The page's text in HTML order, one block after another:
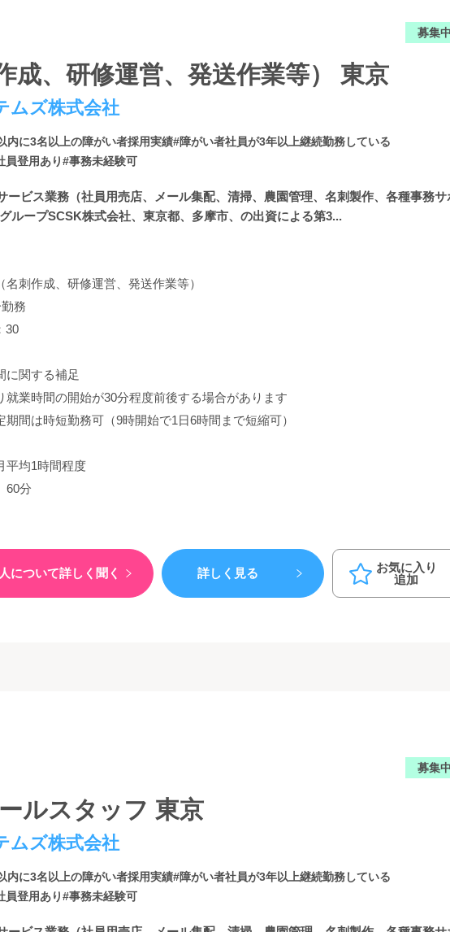
募集中
成、研修運営、発送作業等） 東京
ムズ株式会社
内に3名以上の障がい者採用実績#障がい者社員が3年以上継続勤務している
員登用あり#事務未経験可
ービス業務（社員用売店、メール集配、清掃、農園管理、名刺製作、各種事務サ
ループSCSK株式会社、東京都、多摩市、の出資による第3...
名刺作成、研修運営、発送作業等）
務
30
に関する補足
就業時間の開始が30分程度前後する場合があります
期間は時短勤務可（9時開始で1日6時間まで短縮可）
均1時間程度
60分
について詳しく聞く 詳しく見る
お気に入り
追加
募集中
ルスタッフ 東京
ムズ株式会社
内に3名以上の障がい者採用実績#障がい者社員が3年以上継続勤務している
員登用あり#事務未経験可